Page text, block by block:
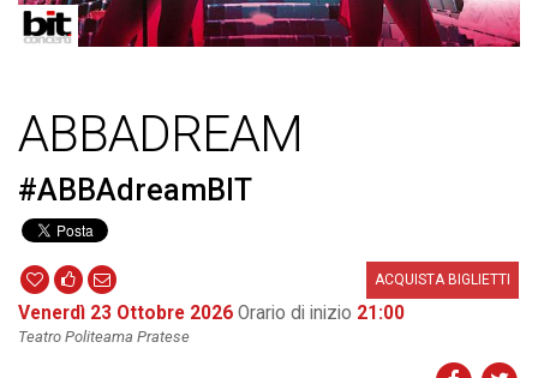
ABBADREAM
#ABBAdreamBIT
ACQUISTA BIGLIETTI
Venerdì 23 Ottobre 2026 Orario di inizio 21:00
Teatro Politeama Pratese